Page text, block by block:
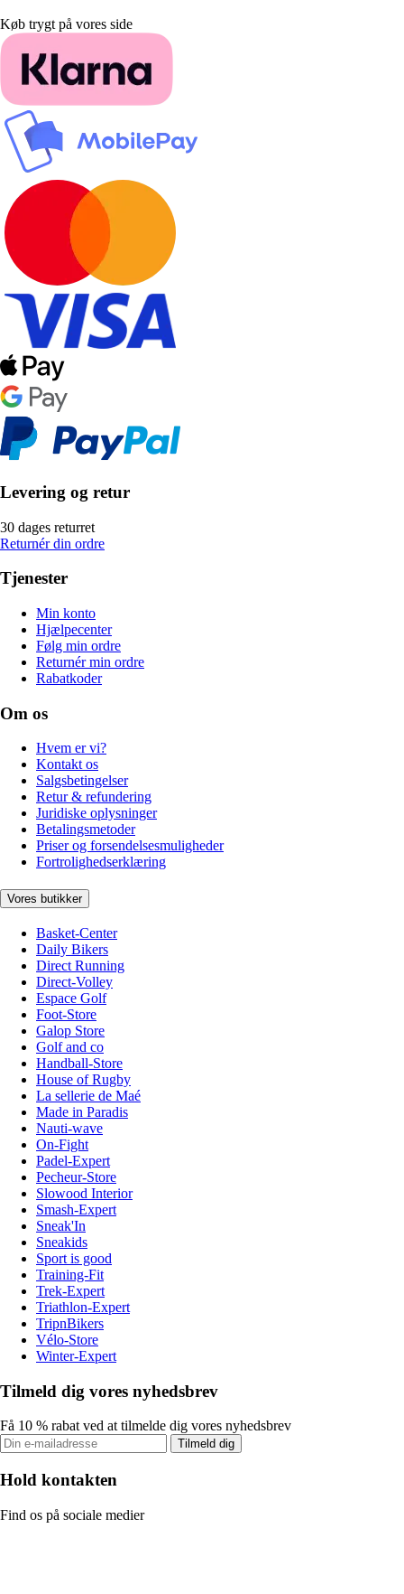
Køb trygt på vores side
Levering og retur
30 dages returret
Returnér din ordre
Tjenester
Min konto
Hjælpecenter
Følg min ordre
Returnér min ordre
Rabatkoder
Om os
Hvem er vi?
Kontakt os
Salgsbetingelser
Retur & refundering
Juridiske oplysninger
Betalingsmetoder
Priser og forsendelsesmuligheder
Fortrolighedserklæring
Vores butikker
Basket-Center
Daily Bikers
Direct Running
Direct-Volley
Espace Golf
Foot-Store
Galop Store
Golf and co
Handball-Store
House of Rugby
La sellerie de Maé
Made in Paradis
Nauti-wave
On-Fight
Padel-Expert
Pecheur-Store
Slowood Interior
Smash-Expert
Sneak'In
Sneakids
Sport is good
Training-Fit
Trek-Expert
Triathlon-Expert
TripnBikers
Vélo-Store
Winter-Expert
Tilmeld dig vores nyhedsbrev
Få 10 % rabat ved at tilmelde dig vores nyhedsbrev
Tilmeld dig
Hold kontakten
Find os på sociale medier